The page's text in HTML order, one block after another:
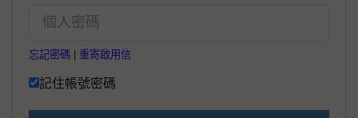
忘記密碼 重寄啟用信
記住帳號密碼